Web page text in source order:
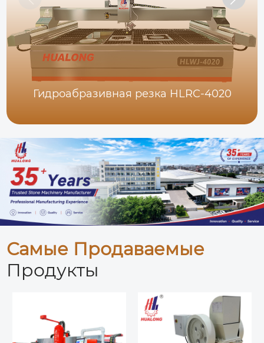
Гидроабразивная резка HLRC-4020
Самые Продаваемые
Продукты